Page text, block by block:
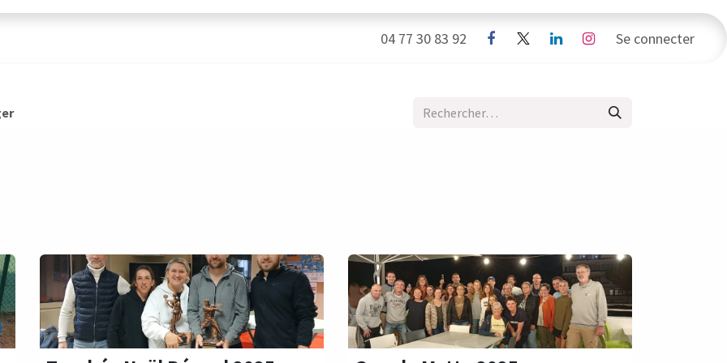
Sponsors Boutique Contacts
04 77 30 83 92 Se connecter